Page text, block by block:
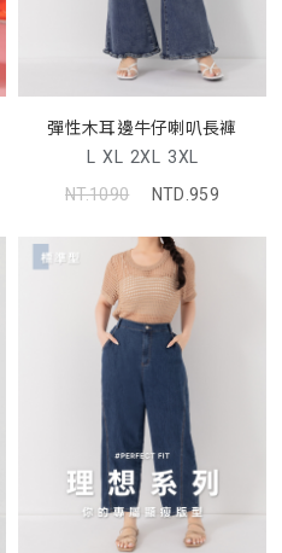
彈性木耳邊牛仔喇叭長褲
L XL 2XL 3XL
NT.1090
NTD.959